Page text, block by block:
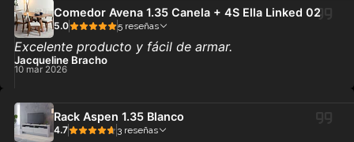
supera por lejos a la de las grandes tiendas, la mesa
de cuatro queda perfecto para un departamento, es
grande el comedor.
Comedor Avena 1.35 Canela + 4S Ella Linked 02
5.0 5 reseñas
Excelente producto y fácil de armar.
Jacqueline Bracho
10 mar 2026
Rack Aspen 1.35 Blanco
4.7 3 reseñas